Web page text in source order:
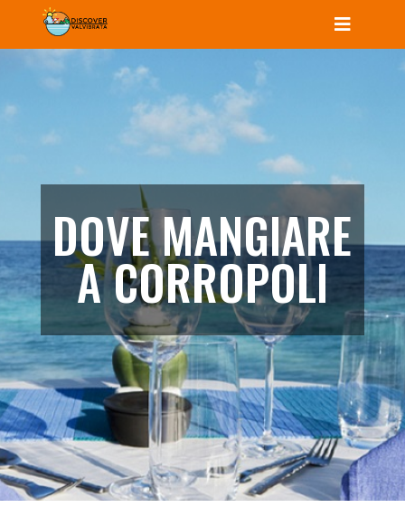
DOVE MANGIARE
A CORROPOLI